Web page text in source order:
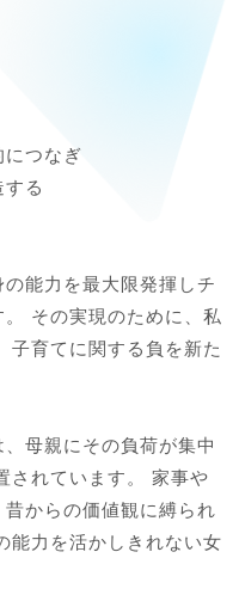
につなぎ
る
能力を最大限発揮しチ
その実現のために、私
子育てに関する負を新た
母親にその負荷が集中
されています。 家事や
からの価値観に縛られ
能力を活かしきれない女